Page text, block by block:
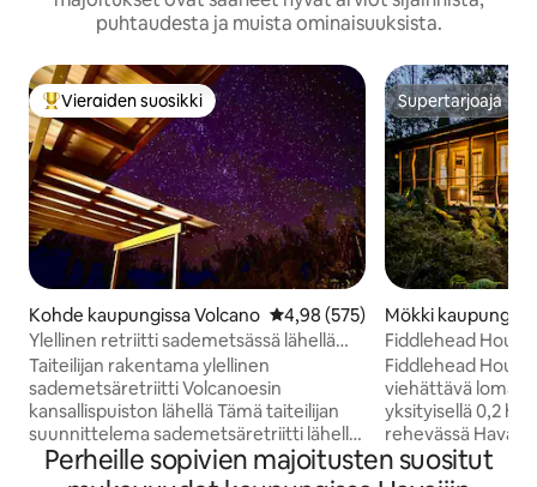
puhtaudesta ja muista ominaisuuksista.
Vieraiden suosikkien parhaimmistoa
Vieraiden suosikki
Kohde kaupungissa Volcano Keskimääräinen arvio 4,98/5,
4,98 (575)
Ylellinen retriitti sademetsässä lähellä
Volcanoesin kansallispuistoa
Taiteilijan rakentama ylellinen
sademetsäretriitti Volcanoesin
kansallispuiston lähellä Tämä taiteilijan
suunnittelema sademetsäretriitti lähellä
Havaijin kansallispuistoa on esitelty
Discovery Channelilla (Building off the
Supertarjoaja
Supertarjoaja
Mökki
Fiddlehead
Retreat
Fiddlehead
viehättävä
yksityisellä 0,2
rehevässä
muutaman
Perheille sopivien majoitusten suositut